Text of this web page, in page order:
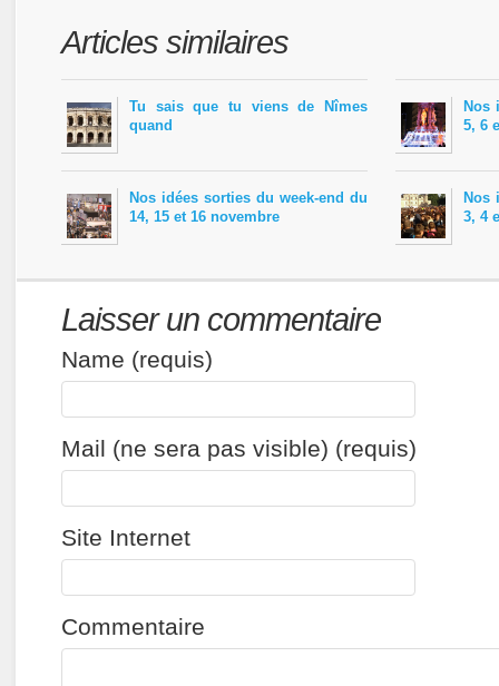
Articles similaires
Tu sais que tu viens de Nîmes
quand
Nos
5, 6
Nos idées sorties du week-end du
14, 15 et 16 novembre
Nos
3, 4
Laisser un commentaire
Name (requis)
Mail (ne sera pas visible) (requis)
Site Internet
Commentaire